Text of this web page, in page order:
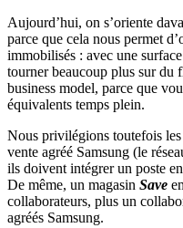
Aujourd’hui, on s’oriente
parce que cela nous permet
immobilisés : avec une
tourner beaucoup plus sur du
business model, parce que
équivalents temps plein.
Nous privilégions toutefois
vente agréé Samsung (le
ils doivent intégrer un poste
De même, un magasin Save
collaborateurs, plus un
agréés Samsung.